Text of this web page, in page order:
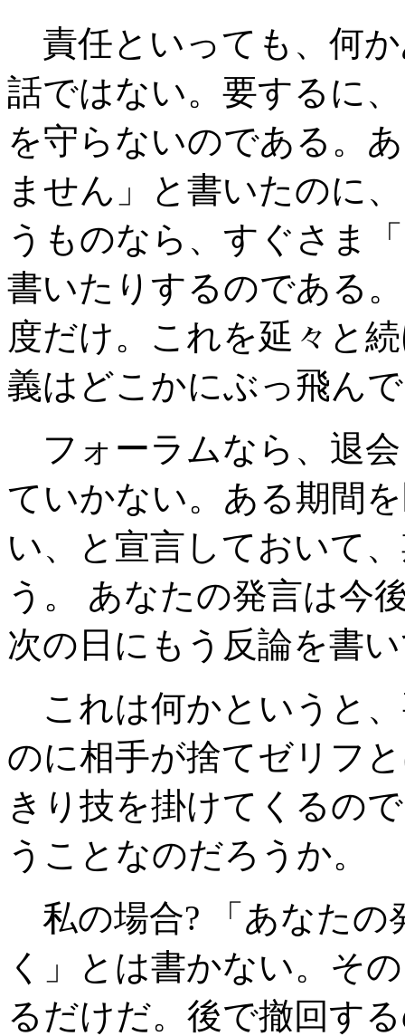
責任といっても、何
話ではない。要するに
を守らないのである。
ません」と書いたのに
うものなら、すぐさま
書いたりするのである
度だけ。これを延々と
義はどこかにぶっ飛ん
フォーラムなら、退
ていかない。ある期間
い、と宣言しておいて
う。 あなたの発言は今
次の日にもう反論を書
これは何かというと
のに相手が捨てゼリフ
きり技を掛けてくるの
うことなのだろうか。
私の場合? 「あなたの
く」とは書かない。そ
るだけだ。後で撤回す